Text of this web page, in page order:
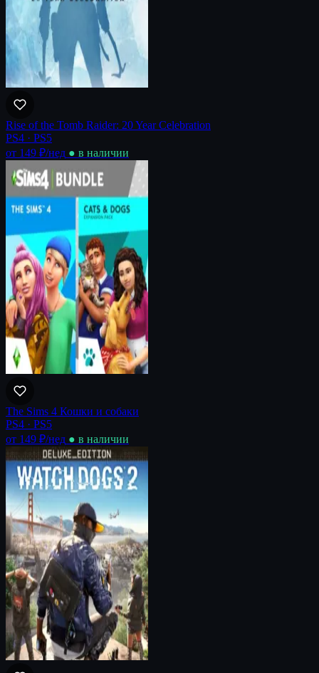
Rise of the Tomb Raider: 20 Year Celebration
PS4 · PS5
от 149 ₽/нед ● в наличии
The Sims 4 Кошки и собаки
PS4 · PS5
от 149 ₽/нед ● в наличии